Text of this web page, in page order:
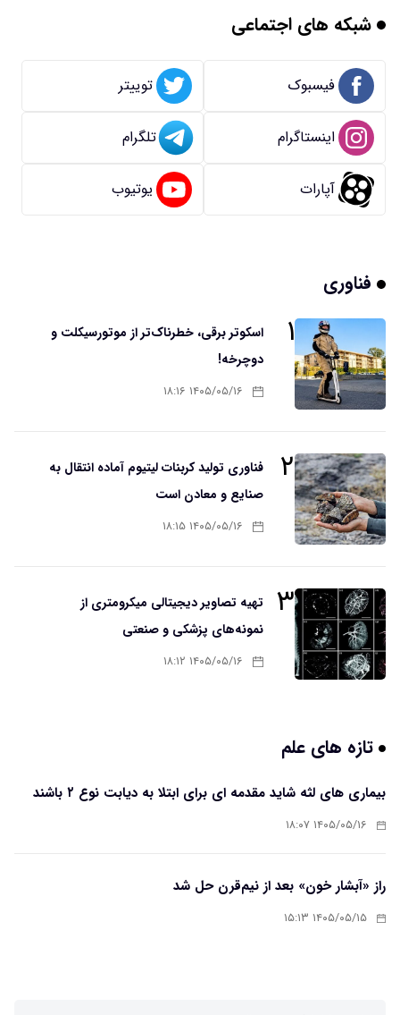
شبکه های اجتماعی
فیسبوک توییتر
اینستاگرام تلگرام
آپارات یوتیوب
فناوری
۱
اسکوتر برقی، خطرناک‌تر از موتورسیکلت و
دوچرخه!
۱۴۰۵/۰۵/۱۶ ۱۸:۱۶
۲
فناوری تولید کربنات لیتیوم آماده انتقال به
صنایع و معادن است
۱۴۰۵/۰۵/۱۶ ۱۸:۱۵
۳
تهیه تصاویر دیجیتالی میکرومتری از
نمونه‌های پزشکی و صنعتی
۱۴۰۵/۰۵/۱۶ ۱۸:۱۲
تازه های علم
بیماری های لثه شاید مقدمه ای برای ابتلا به دیابت نوع ۲ باشند
۱۴۰۵/۰۵/۱۶ ۱۸:۰۷
راز «آبشار خون» بعد از نیم‌قرن حل شد
۱۴۰۵/۰۵/۱۵ ۱۵:۱۳